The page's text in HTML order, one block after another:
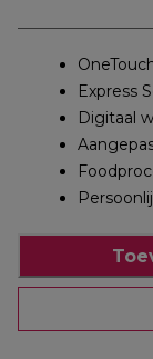
Express
Digitaal